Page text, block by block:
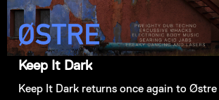
Keep It Dark
Keep It Dark returns once again to